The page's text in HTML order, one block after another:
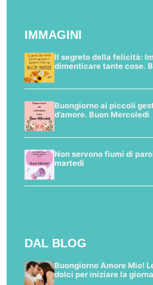
IMMAGINI
Il segreto della felicità:
dimenticare tante cose.
Buongiorno ai piccoli
d’amore. Buon Mercoledì
Non servono fiumi di
martedì
DAL BLOG
Buongiorno Amore Mio!
dolci per iniziare la